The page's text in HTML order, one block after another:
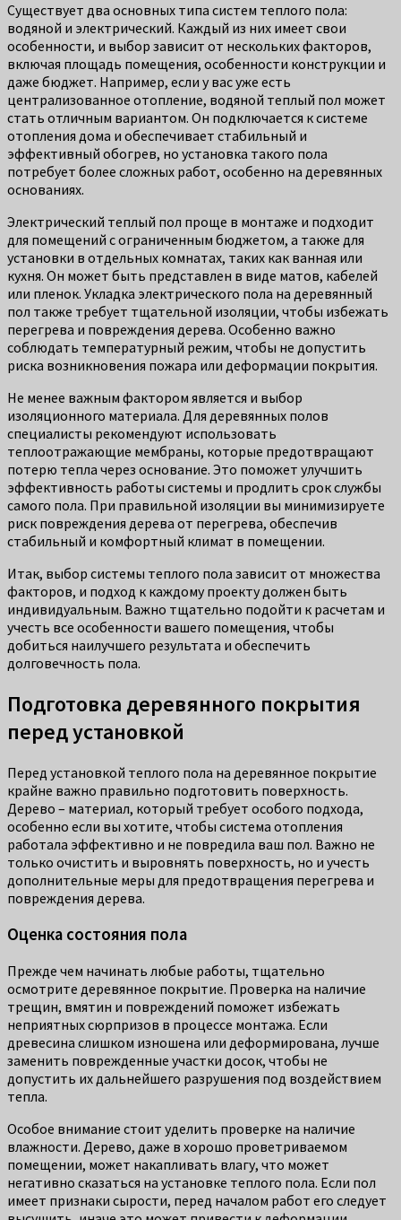
Существует два основных типа систем теплого пола:
водяной и электрический. Каждый из них имеет свои
особенности, и выбор зависит от нескольких факторов,
включая площадь помещения, особенности конструкции и
даже бюджет. Например, если у вас уже есть
централизованное отопление, водяной теплый пол может
стать отличным вариантом. Он подключается к системе
отопления дома и обеспечивает стабильный и
эффективный обогрев, но установка такого пола
потребует более сложных работ, особенно на деревянных
основаниях.
Электрический теплый пол проще в монтаже и подходит
для помещений с ограниченным бюджетом, а также для
установки в отдельных комнатах, таких как ванная или
кухня. Он может быть представлен в виде матов, кабелей
или пленок. Укладка электрического пола на деревянный
пол также требует тщательной изоляции, чтобы избежать
перегрева и повреждения дерева. Особенно важно
соблюдать температурный режим, чтобы не допустить
риска возникновения пожара или деформации покрытия.
Не менее важным фактором является и выбор
изоляционного материала. Для деревянных полов
специалисты рекомендуют использовать
теплоотражающие мембраны, которые предотвращают
потерю тепла через основание. Это поможет улучшить
эффективность работы системы и продлить срок службы
самого пола. При правильной изоляции вы минимизируете
риск повреждения дерева от перегрева, обеспечив
стабильный и комфортный климат в помещении.
Итак, выбор системы теплого пола зависит от множества
факторов, и подход к каждому проекту должен быть
индивидуальным. Важно тщательно подойти к расчетам и
учесть все особенности вашего помещения, чтобы
добиться наилучшего результата и обеспечить
долговечность пола.
Подготовка деревянного покрытия
перед установкой
Перед установкой теплого пола на деревянное покрытие
крайне важно правильно подготовить поверхность.
Дерево – материал, который требует особого подхода,
особенно если вы хотите, чтобы система отопления
работала эффективно и не повредила ваш пол. Важно не
только очистить и выровнять поверхность, но и учесть
дополнительные меры для предотвращения перегрева и
повреждения дерева.
Оценка состояния пола
Прежде чем начинать любые работы, тщательно
осмотрите деревянное покрытие. Проверка на наличие
трещин, вмятин и повреждений поможет избежать
неприятных сюрпризов в процессе монтажа. Если
древесина слишком изношена или деформирована, лучше
заменить поврежденные участки досок, чтобы не
допустить их дальнейшего разрушения под воздействием
тепла.
Особое внимание стоит уделить проверке на наличие
влажности. Дерево, даже в хорошо проветриваемом
помещении, может накапливать влагу, что может
негативно сказаться на установке теплого пола. Если пол
имеет признаки сырости, перед началом работ его следует